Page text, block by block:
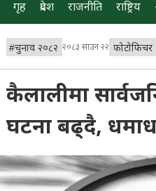
गृह प्रदेश राजनीति राष्ट्रिय
#चुनाव २०८२ २०८३ साउन २२ फोटोफिचर
कैलालीमा
घटना बढ्दै,